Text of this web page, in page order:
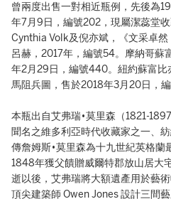
曾兩度出售一對相近瓶例，先後為
年7月9日，編號202，現屬潔蕊堂
Cynthia Volk及倪亦斌，《文采卓
呂赫，2017年，編號54。摩納哥蘇
年2月29日，編號440。紐約蘇富比
馬阻兵圖，售於2018年3月20日，編
本瓶出自艾弗瑞•莫里森（1821-
聞名之維多利亞時代收藏家之一、
傳詹姆斯•莫里森為十九世紀英格蘭
1848年獲父饋贈威爾特郡放山居大
逝以後，艾弗瑞將大額遺產用於藝
頂尖建築師 Owen Jones 設計三間